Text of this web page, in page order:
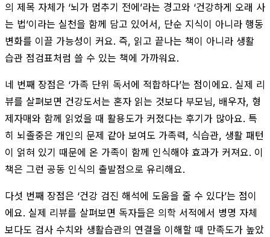
의 제목 자체가 ‘뇌가 멈추기 전에’라는 경고와 ‘건강하게 오래 사
는 법’이라는 실천을 함께 담고 있어서, 단순 지식이 아니라 행동
변화를 이끌 가능성이 커요. 즉, 읽고 끝나는 책이 아니라 생활
습관 점검표처럼 쓸 수 있는 책에 가까워요.
네 번째 장점은 ‘가족 단위 독서에 적합하다’는 점이에요. 실제 리
뷰를 살펴보면 건강도서는 혼자 읽는 것보다 부모님, 배우자, 형
제자매와 함께 읽었을 때 활용도가 커졌다는 후기가 많아요. 특
히 뇌졸중은 개인의 문제 같아 보여도 가족력, 식습관, 생활 패턴
이 얽혀 있기 때문에 온 가족이 함께 인식해야 효과가 커져요. 이
책은 그런 공동 인식의 출발점으로 유리해요.
다섯 번째 장점은 ‘건강 검진 해석에 도움을 줄 수 있다’는 점이
에요. 실제 리뷰를 살펴보면 독자들은 의학 서적에서 병명 자체
보다도 검사 수치와 생활습관의 연결을 이해할 때 만족도가 높았